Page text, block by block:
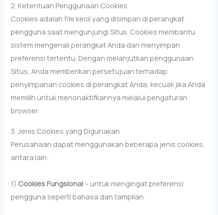
2. Ketentuan Penggunaan Cookies
Cookies adalah file kecil yang disimpan di perangkat
pengguna saat mengunjungi Situs. Cookies membantu
sistem mengenali perangkat Anda dan menyimpan
preferensi tertentu. Dengan melanjutkan penggunaan
Situs, Anda memberikan persetujuan terhadap
penyimpanan cookies di perangkat Anda, kecuali jika Anda
memilih untuk menonaktifkannya melalui pengaturan
browser.
3. Jenis Cookies yang Digunakan
Perusahaan dapat menggunakan beberapa jenis cookies,
antara lain:
1) Cookies Fungsional – untuk mengingat preferensi
pengguna seperti bahasa dan tampilan.